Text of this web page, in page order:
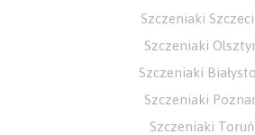
Szczeniaki
Szczeniaki
Szczeniaki
Szczeniaki
Szczeniaki Toruń